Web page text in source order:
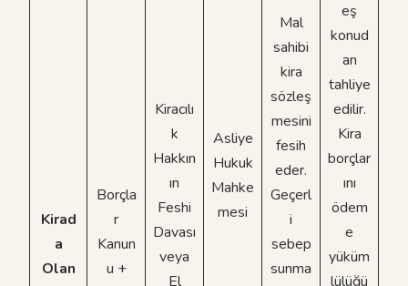
Asliye
Hukuk
Mahke
mesi
Kirad
a
Olan
Borçla
r
Kanun
u +
Kiracılı
k
Hakkın
ın
Feshi
Davası
veya
El
Mal
sahibi
kira
sözleş
mesini
fesih
eder.
Geçerl
i
sebep
sunma
eş
konud
an
tahliye
edilir.
Kira
borçlar
ını
ödem
e
yüküm
lülüğü